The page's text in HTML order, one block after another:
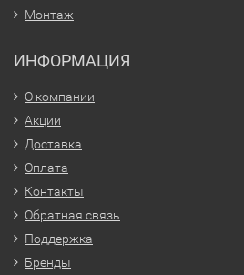
Монтаж
ИНФОРМАЦИЯ
О компании
Акции
Доставка
Оплата
Контакты
Обратная связь
Поддержка
Бренды